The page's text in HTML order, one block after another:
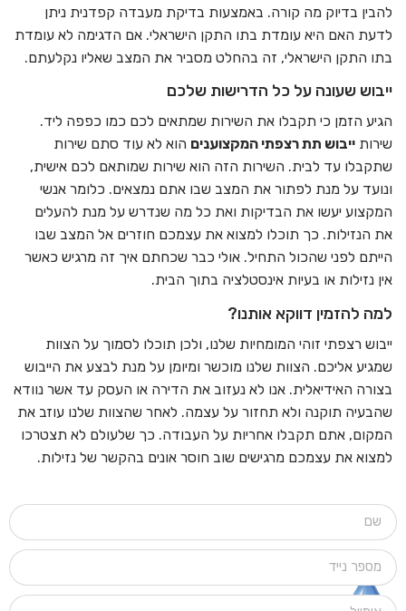
להבין בדיוק מה קורה. באמצעות בדיקת מעבדה קפדנית ניתן
לדעת האם היא עומדת בתו התקן הישראלי. אם הדגימה לא עומדת
בתו התקן הישראלי, זה בהחלט מסביר את המצב שאליו נקלעתם.
ייבוש שעונה על כל הדרישות שלכם
הגיע הזמן כי תקבלו את השירות שמתאים לכם כמו כפפה ליד.
שירות ייבוש תת רצפתי המקצוענים הוא לא עוד סתם שירות
שתקבלו עד לבית. השירות הזה הוא שירות שמותאם לכם אישית,
ונועד על מנת לפתור את המצב שבו אתם נמצאים. כלומר אנשי
המקצוע יעשו את הבדיקות ואת כל מה שנדרש על מנת להעלים
את הנזילות. כך תוכלו למצוא את עצמכם חוזרים אל המצב שבו
הייתם לפני שהכול התחיל. אולי כבר שכחתם איך זה מרגיש כאשר
אין נזילות או בעיות אינסטלציה בתוך הבית.
למה להזמין דווקא אותנו?
ייבוש רצפתי זוהי המומחיות שלנו, ולכן תוכלו לסמוך על הצוות
שמגיע אליכם. הצוות שלנו מוכשר ומיומן על מנת לבצע את הייבוש
בצורה האידיאלית. אנו לא נעזוב את הדירה או העסק עד אשר נוודא
שהבעיה תוקנה ולא תחזור על עצמה. לאחר שהצוות שלנו עוזב את
המקום, אתם תקבלו אחריות על העבודה. כך שלעולם לא תצטרכו
למצוא את עצמכם מרגישים שוב חוסר אונים בהקשר של נזילות.